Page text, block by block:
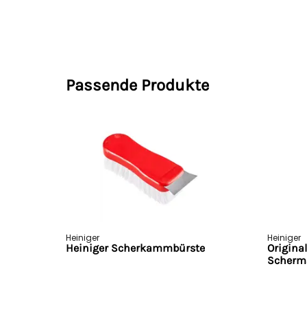
Passende Produkte
Heiniger
Heiniger Scherkammbürste
Heiniger